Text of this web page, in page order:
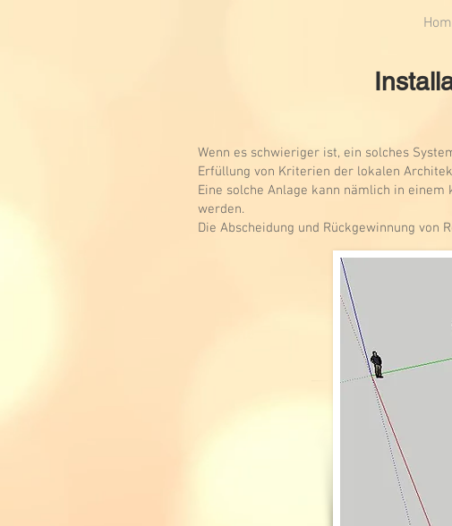
Wenn es schwieriger ist, ein solches
Erfüllung von Kriterien der lokalen
Eine solche Anlage kann nämlich in
werden.
Die Abscheidung und Rückgewinnung